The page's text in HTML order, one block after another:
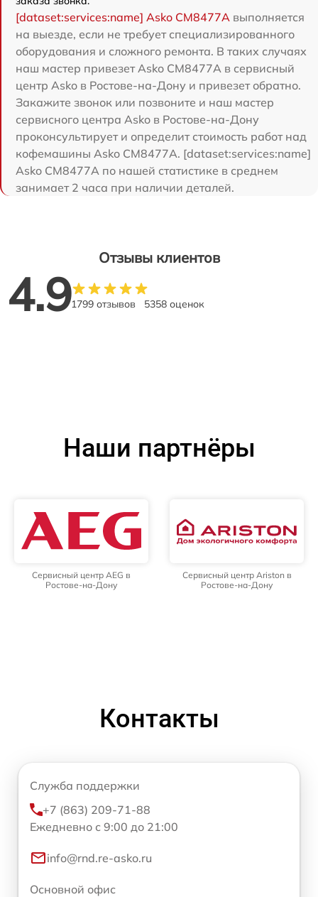
[dataset:services:name] Asko СМ8477А выполняется
на выезде, если не требует специализированного
оборудования и сложного ремонта. В таких случаях
наш мастер привезет Asko СМ8477А в сервисный
центр Asko в Ростове-на-Дону и привезет обратно.
Закажите звонок или позвоните и наш мастер
сервисного центра Asko в Ростове-на-Дону
проконсультирует и определит стоимость работ над
кофемашины Asko СМ8477А. [dataset:services:name]
Asko СМ8477А по нашей статистике в среднем
занимает 2 часа при наличии деталей.
Отзывы клиентов
4.91799 отзывов 5358 оценок
Наши партнёры
Сервисный центр AEG в
Ростове-на-Дону
Сервисный центр Ariston в
Ростове-на-Дону
Контакты
Служба поддержки
+7 (863) 209-71-88
Ежедневно с 9:00 до 21:00
info@rnd.re-asko.ru
Основной офис